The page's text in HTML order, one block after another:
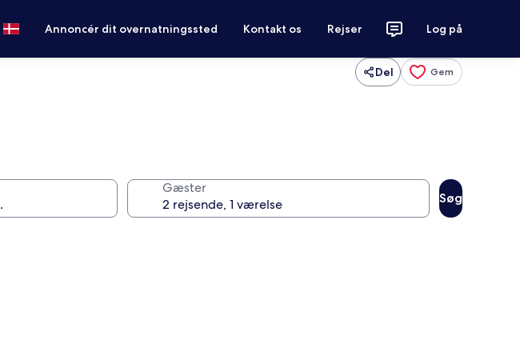
Annoncér dit overnatningssted Kontakt os Rejser Log på
Del Gem
Gæster
Søg